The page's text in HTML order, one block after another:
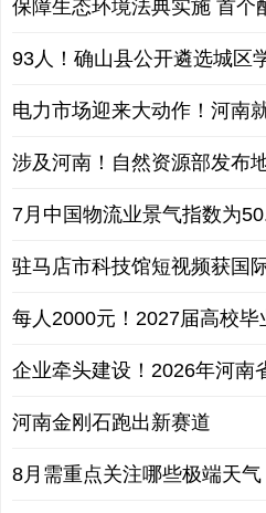
保障生态环境法典实施 首个
93人！确山县公开遴选城区
电力市场迎来大动作！河南
涉及河南！自然资源部发布
7月中国物流业景气指数为
驻马店市科技馆短视频获国
每人2000元！2027届高校毕
企业牵头建设！2026年河南
河南金刚石跑出新赛道
8月需重点关注哪些极端天气